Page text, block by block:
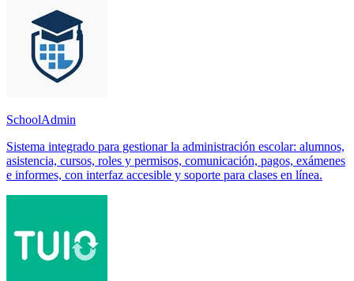
SchoolAdmin
Sistema integrado para gestionar la administración escolar: alumnos,
asistencia, cursos, roles y permisos, comunicación, pagos, exámenes
e informes, con interfaz accesible y soporte para clases en línea.